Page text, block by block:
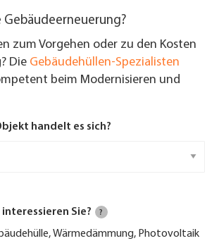
Gebäudeerneuerung?
zum Vorgehen oder zu den Kosten
Die Gebäudehüllen-Spezialisten
beim Modernisieren und
handelt es sich?
Sie? ?
Wärmedämmung, Photovoltaik